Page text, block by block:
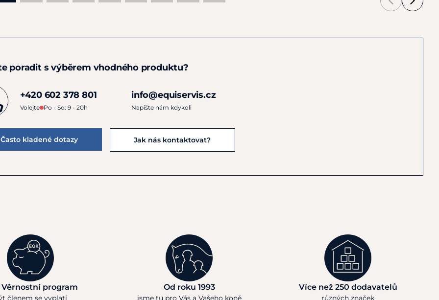
poradit s výběrem vhodného produktu?
+420 602 378 801
Volejte Po - So: 9 - 20h
info@equiservis.cz
Napište nám kdykoli
Často kladené dotazy Jak nás kontaktovat?
Věrnostní program
členem se vyplatí
Od roku 1993
jsme tu pro Vás a Vašeho koně
Více než 250 dodavatelů
různých značek